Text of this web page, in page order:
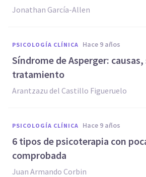
Jonathan García-Allen
PSICOLOGÍA CLÍNICA hace 9 años
Síndrome de Asperger:
tratamiento
Arantzazu del Castillo Figueruelo
PSICOLOGÍA CLÍNICA hace 9 años
6 tipos de psicoterapia con
comprobada
Juan Armando Corbin